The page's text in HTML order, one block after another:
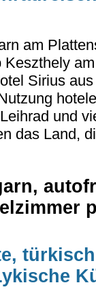
am
Keszthely
Sirius
und
das Land,